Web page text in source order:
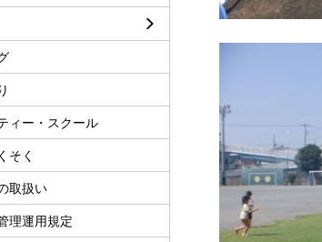
ィー・スクール
そく
取扱い
理運用規定